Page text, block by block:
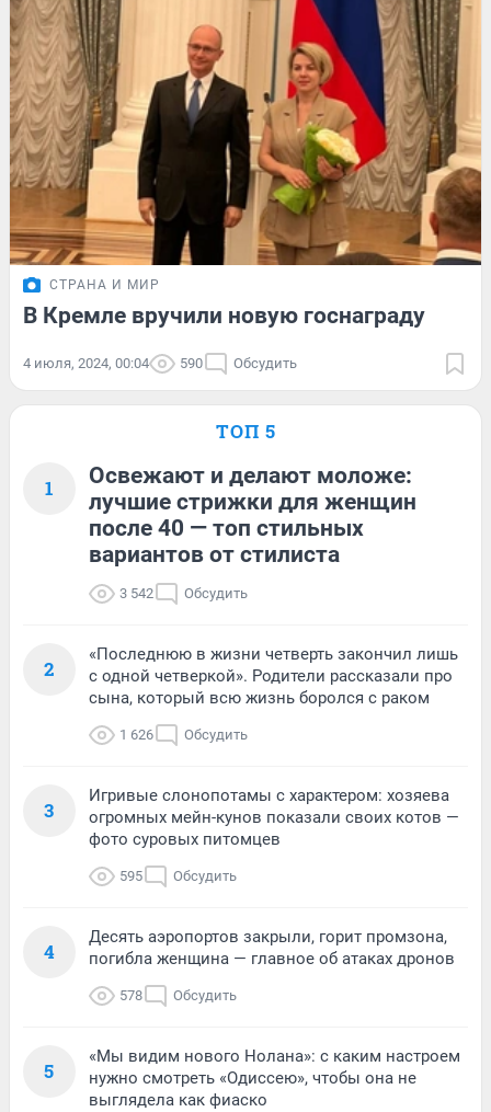
СТРАНА И МИР
В Кремле вручили новую госнаграду
4 июля, 2024, 00:04 590 Обсудить
ТОП 5
1
Освежают и делают моложе:
лучшие стрижки для женщин
после 40 — топ стильных
вариантов от стилиста
3 542 Обсудить
2
«Последнюю в жизни четверть закончил лишь
с одной четверкой». Родители рассказали про
сына, который всю жизнь боролся с раком
1 626 Обсудить
3
Игривые слонопотамы с характером: хозяева
огромных мейн-кунов показали своих котов —
фото суровых питомцев
595 Обсудить
4
Десять аэропортов закрыли, горит промзона,
погибла женщина — главное об атаках дронов
578 Обсудить
5
«Мы видим нового Нолана»: с каким настроем
нужно смотреть «Одиссею», чтобы она не
выглядела как фиаско